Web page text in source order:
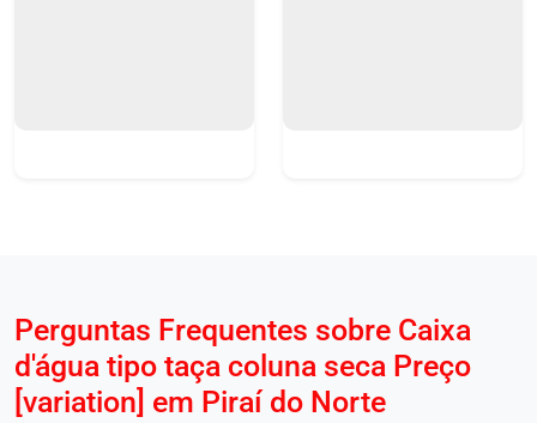
Perguntas Frequentes sobre Caixa
d'água tipo taça coluna seca Preço
[variation] em Piraí do Norte